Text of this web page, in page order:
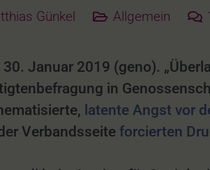
Günkel Allgemein
Januar 2019 (geno).
in
latente Angst vor
Verbandsseite forcierten